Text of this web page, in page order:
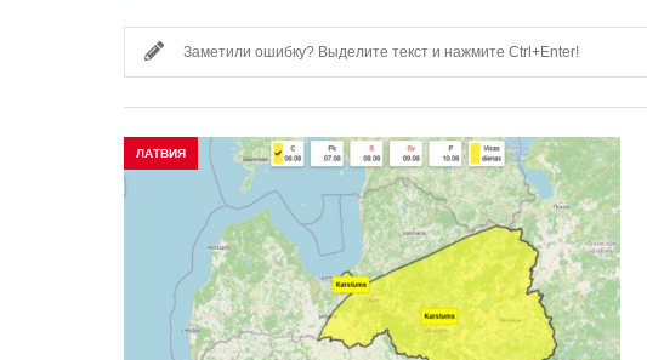
Заметили ошибку? Выделите текст и нажмите Ctrl+Enter!
ЛАТВИЯ